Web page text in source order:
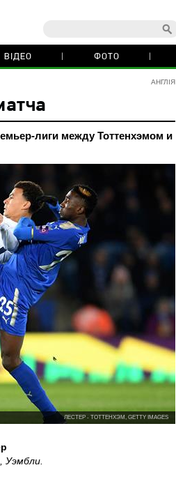
ВІДЕО ФОТО
АНГЛІЯ
лиги между Тоттенхэмом и
ЛЕСТЕР - ТОТТЕНХЭМ, GETTY IMAGES
Уэмбли.